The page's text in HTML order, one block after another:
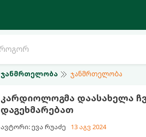
ჯანმრთელობა ჯანმრთელობა
კარდიოლოგმა დაასახელა
დაგეხმარებათ
ავტორი: ევა რუაძე 13 აგვ 2024